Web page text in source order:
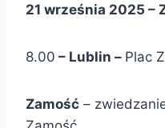
21 września 2025 –
8.00 – Lublin – Plac
Zamość –